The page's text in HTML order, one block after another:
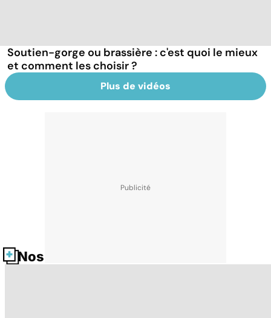
Soutien-gorge ou brassière : c'est quoi le mieux
et comment les choisir ?
Plus de vidéos
Nos fiches santé